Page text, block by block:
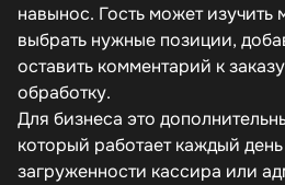
навынос. Гость может
выбрать нужные позиции,
оставить комментарий к
обработку.
Для бизнеса это
который работает каждый
загруженности кассира или